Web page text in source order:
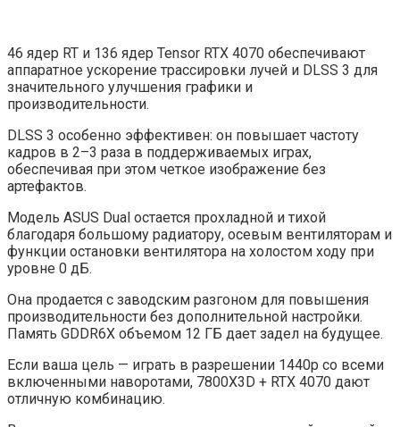
46 ядер RT и 136 ядер Tensor RTX 4070 обеспечивают
аппаратное ускорение трассировки лучей и DLSS 3 для
значительного улучшения графики и
производительности.
DLSS 3 особенно эффективен: он повышает частоту
кадров в 2–3 раза в поддерживаемых играх,
обеспечивая при этом четкое изображение без
артефактов.
Модель ASUS Dual остается прохладной и тихой
благодаря большому радиатору, осевым вентиляторам и
функции остановки вентилятора на холостом ходу при
уровне 0 дБ.
Она продается с заводским разгоном для повышения
производительности без дополнительной настройки.
Память GDDR6X объемом 12 ГБ дает задел на будущее.
Если ваша цель — играть в разрешении 1440p со всеми
включенными наворотами, 7800X3D + RTX 4070 дают
отличную комбинацию.